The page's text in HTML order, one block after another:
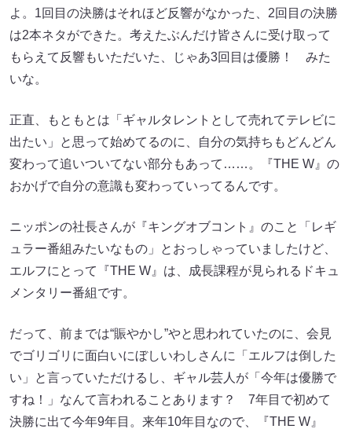
よ。1回目の決勝はそれほど反響がなかった、2回目の決勝
は2本ネタができた。考えたぶんだけ皆さんに受け取って
もらえて反響もいただいた、じゃあ3回目は優勝！ みた
いな。
正直、もともとは「ギャルタレントとして売れてテレビに
出たい」と思って始めてるのに、自分の気持ちもどんどん
変わって追いついてない部分もあって……。『THE W』の
おかげで自分の意識も変わっていってるんです。
ニッポンの社長さんが『キングオブコント』のこと「レギ
ュラー番組みたいなもの」とおっしゃっていましたけど、
エルフにとって『THE W』は、成長課程が見られるドキュ
メンタリー番組です。
だって、前までは“賑やかし”やと思われていたのに、会見
でゴリゴリに面白いにぼしいわしさんに「エルフは倒した
い」と言っていただけるし、ギャル芸人が「今年は優勝で
すね！」なんて言われることあります？ 7年目で初めて
決勝に出て今年9年目。来年10年目なので、『THE W』